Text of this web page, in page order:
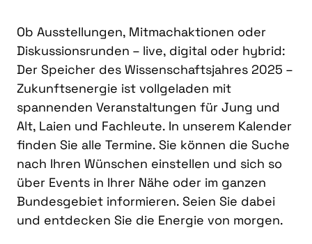
Ob Ausstellungen, Mitmachaktionen oder
Diskussionsrunden – live, digital oder hybrid:
Der Speicher des Wissenschaftsjahres 2025 –
Zukunftsenergie ist vollgeladen mit
spannenden Veranstaltungen für Jung und
Alt, Laien und Fachleute. In unserem Kalender
finden Sie alle Termine. Sie können die Suche
nach Ihren Wünschen einstellen und sich so
über Events in Ihrer Nähe oder im ganzen
Bundesgebiet informieren. Seien Sie dabei
und entdecken Sie die Energie von morgen.